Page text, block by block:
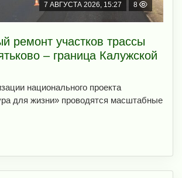
7 АВГУСТА 2026, 15:27 8
ремонт участков трассы
– граница Калужской
национального проекта
для жизни» проводятся масштабные